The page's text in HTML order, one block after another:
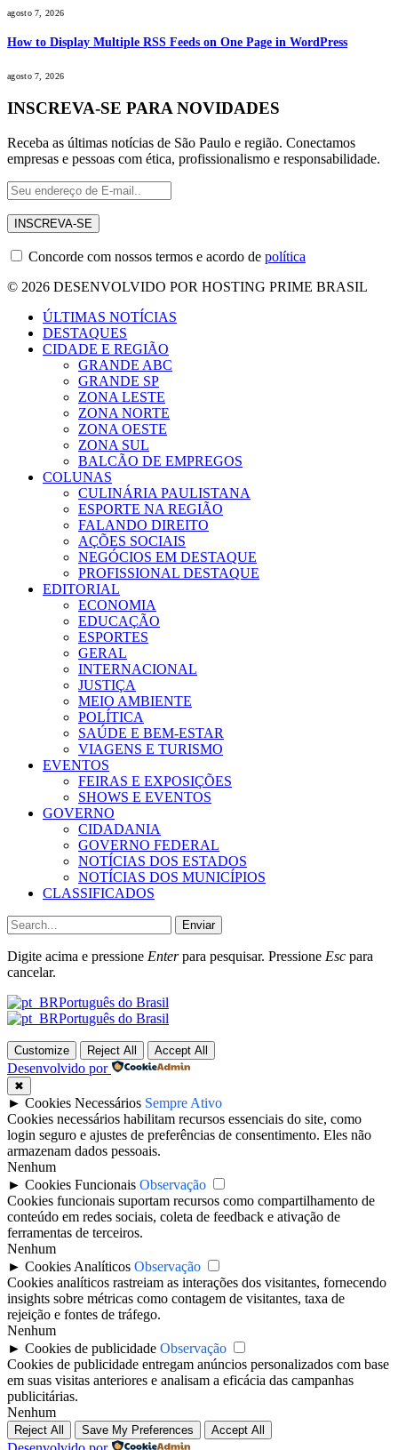
agosto 7, 2026
How to Display Multiple RSS Feeds on One Page in WordPress
agosto 7, 2026
INSCREVA-SE PARA NOVIDADES
Receba as últimas notícias de São Paulo e região. Conectamos
empresas e pessoas com ética, profissionalismo e responsabilidade.
Concorde com nossos termos e acordo de política
© 2026 DESENVOLVIDO POR HOSTING PRIME BRASIL
ÚLTIMAS NOTÍCIAS
DESTAQUES
CIDADE E REGIÃO
GRANDE ABC
GRANDE SP
ZONA LESTE
ZONA NORTE
ZONA OESTE
ZONA SUL
BALCÃO DE EMPREGOS
COLUNAS
CULINÁRIA PAULISTANA
ESPORTE NA REGIÃO
FALANDO DIREITO
AÇÕES SOCIAIS
NEGÓCIOS EM DESTAQUE
PROFISSIONAL DESTAQUE
EDITORIAL
ECONOMIA
EDUCAÇÃO
ESPORTES
GERAL
INTERNACIONAL
JUSTIÇA
MEIO AMBIENTE
POLÍTICA
SAÚDE E BEM-ESTAR
VIAGENS E TURISMO
EVENTOS
FEIRAS E EXPOSIÇÕES
SHOWS E EVENTOS
GOVERNO
CIDADANIA
GOVERNO FEDERAL
NOTÍCIAS DOS ESTADOS
NOTÍCIAS DOS MUNICÍPIOS
CLASSIFICADOS
Enviar
Digite acima e pressione Enterpara pesquisar. Pressione Esc para
cancelar.
Português do Brasil
Português do Brasil
Customize Reject All Accept All
Desenvolvido por
✖
► Cookies Necessários Sempre Ativo
Cookies necessários habilitam recursos essenciais do site, como
login seguro e ajustes de preferências de consentimento. Eles não
armazenam dados pessoais.
Nenhum
► Cookies Funcionais Observação
Cookies funcionais suportam recursos como compartilhamento de
conteúdo em redes sociais, coleta de feedback e ativação de
ferramentas de terceiros.
Nenhum
► Cookies Analíticos Observação
Cookies analíticos rastreiam as interações dos visitantes, fornecendo
insights sobre métricas como contagem de visitantes, taxa de
rejeição e fontes de tráfego.
Nenhum
► Cookies de publicidade Observação
Cookies de publicidade entregam anúncios personalizados com base
em suas visitas anteriores e analisam a eficácia das campanhas
publicitárias.
Nenhum
Reject All Save My Preferences Accept All